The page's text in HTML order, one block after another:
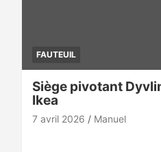
FAUTEUIL
Siège pivotant
Ikea
7 avril 2026 Manuel